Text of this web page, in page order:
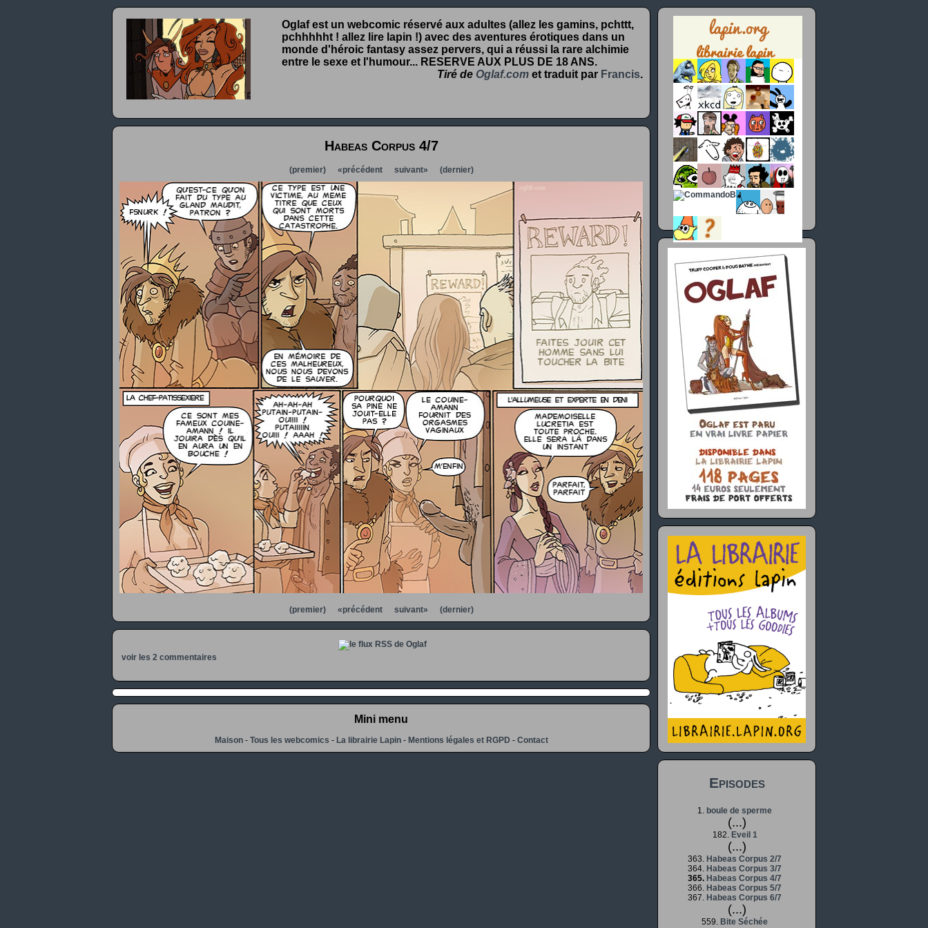
Oglaf est un webcomic réservé aux adultes (allez les gamins, pchttt,
pchhhhht ! allez lire lapin !) avec des aventures érotiques dans un
monde d'héroic fantasy assez pervers, qui a réussi la rare alchimie
entre le sexe et l'humour... RESERVE AUX PLUS DE 18 ANS.
Tiré de Oglaf.com et traduit par Francis.
Habeas Corpus 4/7
(premier) «précédent suivant» (dernier)
(premier) «précédent suivant» (dernier)
voir les 2 commentaires
Mini menu
Maison- Tous les webcomics - La librairie Lapin- Mentions légales et RGPD - Contact
Episodes
1. boule de sperme
(...)
182. Eveil 1
(...)
363. Habeas Corpus 2/7
364. Habeas Corpus 3/7
365. Habeas Corpus 4/7
366. Habeas Corpus 5/7
367. Habeas Corpus 6/7
(...)
559. Bite Séchée